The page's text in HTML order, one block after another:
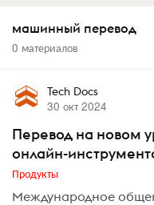
машинный перевод
0 материалов
Tech Docs
30 окт 2024
Перевод на новом
онлайн-
Продукты
Международное